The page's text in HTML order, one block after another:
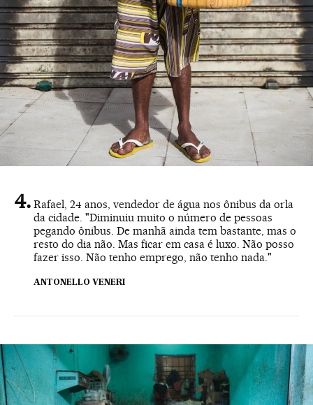
Rafael, 24 anos, vendedor de água nos ônibus da orla
da cidade. "Diminuiu muito o número de pessoas
pegando ônibus. De manhã ainda tem bastante, mas o
resto do dia não. Mas ficar em casa é luxo. Não posso
fazer isso. Não tenho emprego, não tenho nada."
ANTONELLO VENERI